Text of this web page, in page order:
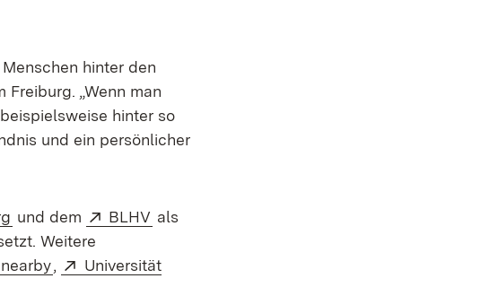
hinter den
„Wenn man
hinter so
und ein persönlicher
(Öffnet in neuem Fenster)
und dem Extern:
BLHV (Öffnet in neuem Fenster)
als
Weitere
Fenster)
Extern:
nearby (Öffnet in neuem Fenster)
, Extern:
Universität